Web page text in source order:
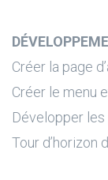
Créer la page
Créer le menu
Développer les
Tour d’horizon